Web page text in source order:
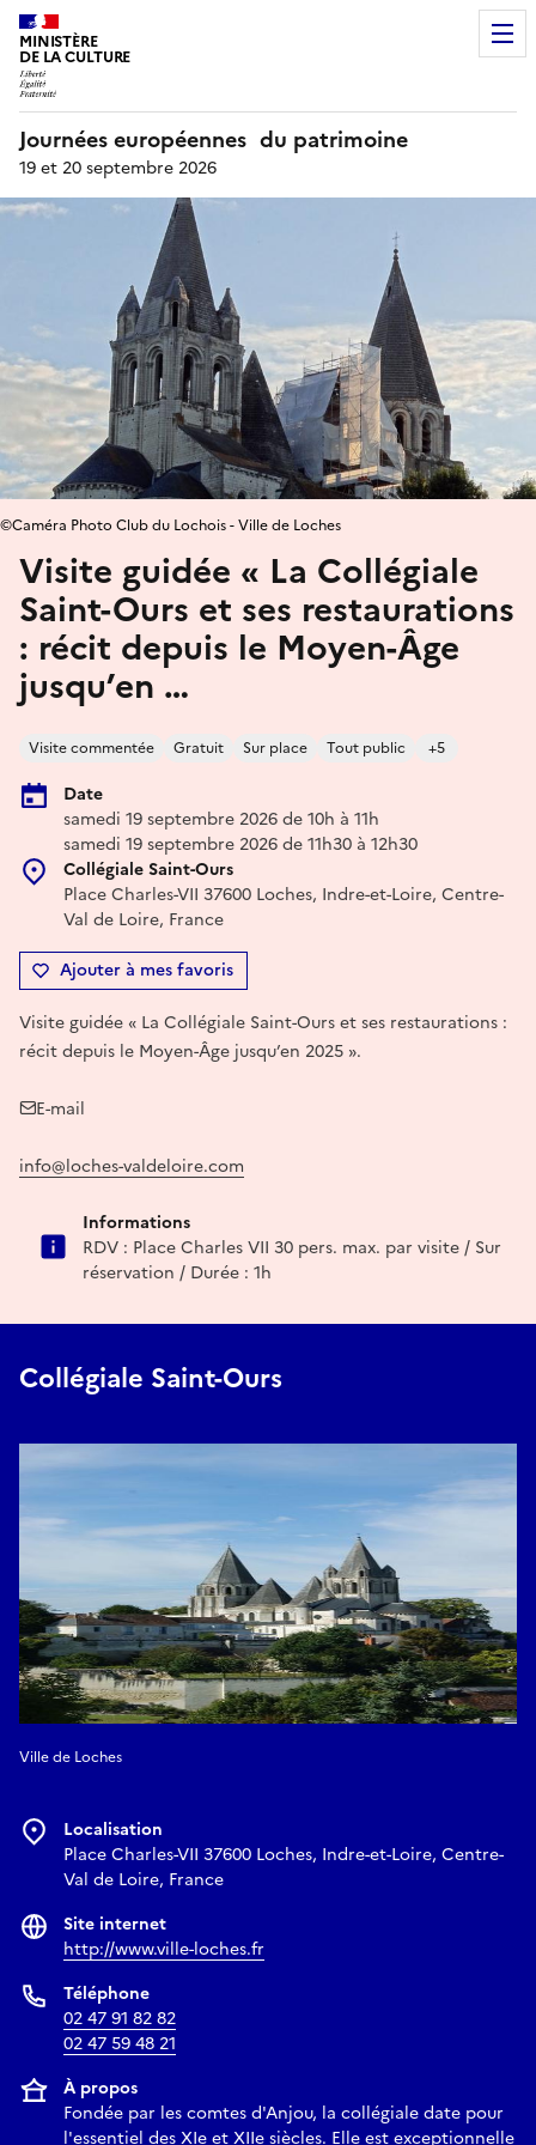
MINISTÈRE
DE LA CULTURE
Journées européennes du patrimoine
19 et 20 septembre 2026
Visite guidée « La Collégiale
Saint-Ours et ses restaurations
: récit depuis le Moyen-Âge
jusqu’en …
Visite commentée Gratuit Sur place Tout public +5
Date
samedi 19 septembre 2026 de 10h à 11h
samedi 19 septembre 2026 de 11h30 à 12h30
Collégiale Saint-Ours
Place Charles-VII 37600 Loches, Indre-et-Loire, Centre-
Val de Loire, France
Ajouter à mes favoris
©Caméra Photo Club du Lochois - Ville de Loches
Visite guidée « La Collégiale Saint-Ours et ses restaurations :
récit depuis le Moyen-Âge jusqu’en 2025 ».
E-mail
info@loches-valdeloire.com
Informations
RDV : Place Charles VII 30 pers. max. par visite / Sur
réservation / Durée : 1h
Collégiale Saint-Ours
Ville de Loches
Localisation
Place Charles-VII 37600 Loches, Indre-et-Loire, Centre-
Val de Loire, France
Site internet
http://www.ville-loches.fr
Téléphone
02 47 91 82 82
02 47 59 48 21
À propos
Fondée par les comtes d'Anjou, la collégiale date pour
l'essentiel des XIe et XIIe siècles. Elle est exceptionnelle